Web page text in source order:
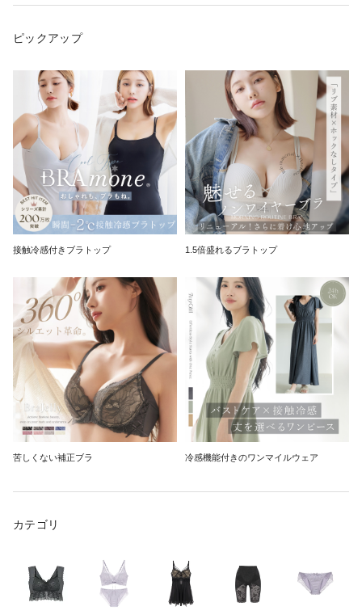
ピックアップ
接触冷感付きブラトップ 1.5倍盛れるブラトップ
苦しくない補正ブラ 冷感機能付きのワンマイルウェア
カテゴリ